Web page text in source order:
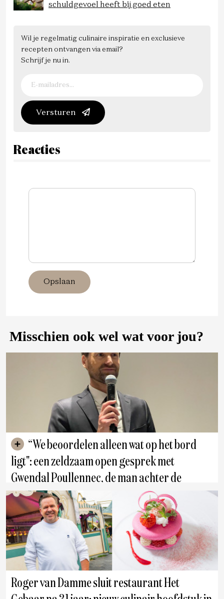
schuldgevoel heeft bij goed eten
Wil je regelmatig culinaire inspiratie en exclusieve
recepten ontvangen via email?
Schrijf je nu in.
Versturen
Reacties
Opslaan
Misschien ook wel wat voor jou?
ligt": een zeldzaam open gesprek met
Gwendal Poullennec, de man achter de
Michelin gids
Roger van Damme sluit restaurant Het